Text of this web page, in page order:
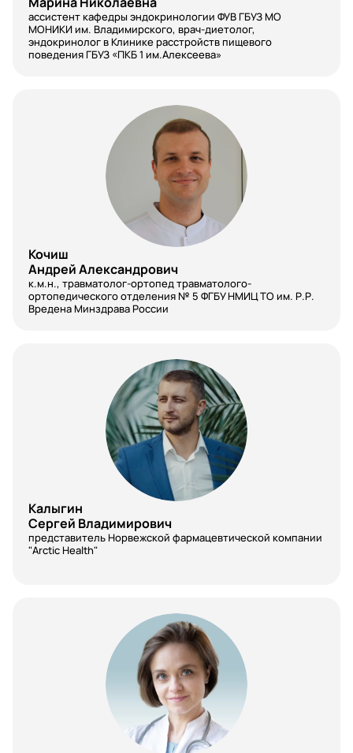
Вирусология
Водолазная медицина
Врач ультразвуковой диагностики
Врач эндоскопист
Гастроэнтерология
Гематология
Гериатрия
Геронтология
Гигиеническое воспитание
Гинекология
Главный врач
Гос. закупки/отдел закупок
Дезинфектология
Дерматовенерология
Зав эндоскопическим Отделением
Заведующая аптекой
Заведующий аптекой ЛПУ
ассистент кафедры эндокринологии ФУВ ГБУЗ МО
МОНИКИ им. Владимирского, врач-диетолог,
эндокринолог в Клинике расстройств пищевого
поведения ГБУЗ «ПКБ 1 им.Алексеева»
Кочиш
Андрей Александрович
к.м.н., травматолог-ортопед травматолого-
ортопедического отделения № 5 ФГБУ НМИЦ ТО им. Р.Р.
Вредена Минздрава России
Калыгин
Сергей Владимирович
представитель Норвежской фармацевтической компании
"Arctic Health"